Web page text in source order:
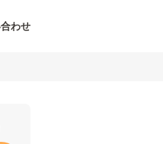
わせ